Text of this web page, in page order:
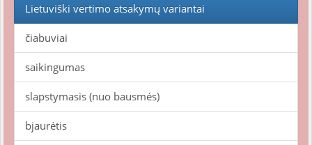
Lietuviški vertimo atsakymų variantai
čiabuviai
saikingumas
slapstymasis (nuo bausmės)
bjaurėtis